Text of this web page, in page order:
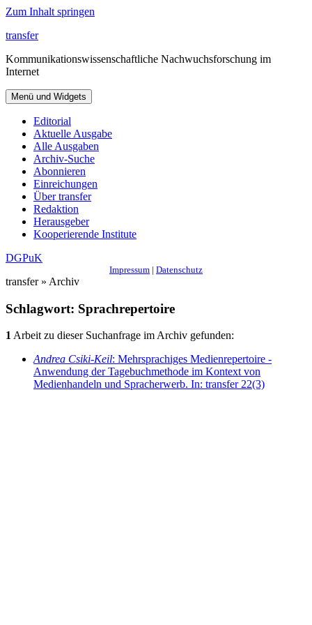
Zum Inhalt springen
transfer
Kommunikationswissenschaftliche Nachwuchsforschung im
Internet
Menü und Widgets
Editorial
Aktuelle Ausgabe
Alle Ausgaben
Archiv-Suche
Abonnieren
Einreichungen
Über transfer
Redaktion
Herausgeber
Kooperierende Institute
DGPuK
Impressum | Datenschutz
transfer » Archiv
Schlagwort: Sprachrepertoire
1Arbeit zu dieser Suchanfrage im Archiv gefunden:
Andrea Csiki-Keil: Mehrsprachiges Medienrepertoire -
Anwendung der Tagebuchmethode im Kontext von
Medienhandeln und Spracherwerb. In: transfer 22(3)